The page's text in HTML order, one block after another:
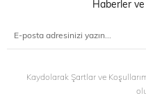
Haberler
Kaydolarak Şartlar ve